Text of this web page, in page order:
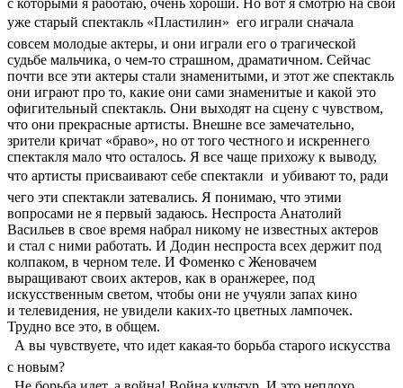
с которыми я работаю, очень хороши. Но вот я смотрю на свой
уже старый спектакль «Пластилин»  его играли сначала
совсем молодые актеры, и они играли его о трагической
судьбе мальчика, о чем-то страшном, драматичном. Сейчас
почти все эти актеры стали знаменитыми, и этот же спектакль
они играют про то, какие они сами знаменитые и какой это
офигительный спектакль. Они выходят на сцену с чувством,
что они прекрасные артисты. Внешне все замечательно,
зрители кричат «браво», но от того честного и искреннего
спектакля мало что осталось. Я все чаще прихожу к выводу,
что артисты присваивают себе спектакли  и убивают то, ради
чего эти спектакли затевались. Я понимаю, что этими
вопросами не я первый задаюсь. Неспроста Анатолий
Васильев в свое время набрал никому не известных актеров
и стал с ними работать. И Додин неспроста всех держит под
колпаком, в черном теле. И Фоменко с Женовачем
выращивают своих актеров, как в оранжерее, под
искусственным светом, чтобы они не учуяли запах кино
и телевидения, не увидели каких-то цветных лампочек.
Трудно все это, в общем.
 А вы чувствуете, что идет какая-то борьба старого искусства
с новым?